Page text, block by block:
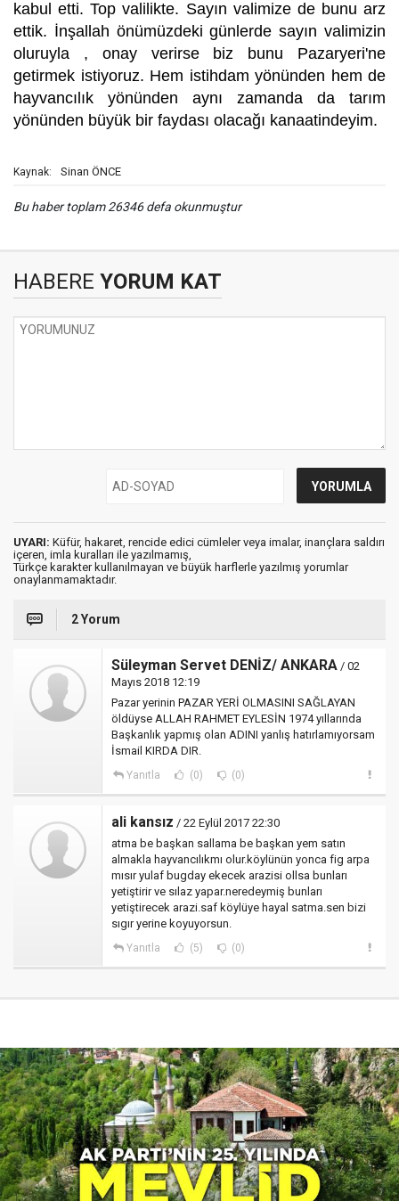
kabul etti. Top valilikte. Sayın valimize de bunu arz
ettik. İnşallah önümüzdeki günlerde sayın valimizin
oluruyla , onay verirse biz bunu Pazaryeri'ne
getirmek istiyoruz. Hem istihdam yönünden hem de
hayvancılık yönünden aynı zamanda da tarım
yönünden büyük bir faydası olacağı kanaatindeyim.
Kaynak: Sinan ÖNCE
Bu haber toplam 26346 defa okunmuştur
HABERE YORUM KAT
UYARI: Küfür, hakaret, rencide edici cümleler veya imalar, inançlara saldırı
içeren, imla kuralları ile yazılmamış,
Türkçe karakter kullanılmayan ve büyük harflerle yazılmış yorumlar
onaylanmamaktadır.
2 Yorum
Süleyman Servet DENİZ/ ANKARA / 02
Mayıs 2018 12:19
Pazar yerinin PAZAR YERİ OLMASINI SAĞLAYAN
öldüyse ALLAH RAHMET EYLESİN 1974 yıllarında
Başkanlık yapmış olan ADINI yanlış hatırlamıyorsam
İsmail KIRDA DIR.
Yanıtla (0) (0)
ali kansız / 22 Eylül 2017 22:30
atma be başkan sallama be başkan yem satın
almakla hayvancılıkmı olur.köylünün yonca fig arpa
mısır yulaf bugday ekecek arazisi ollsa bunları
yetiştirir ve sılaz yapar.neredeymiş bunları
yetiştirecek arazi.saf köylüye hayal satma.sen bizi
sıgır yerine koyuyorsun.
Yanıtla (5) (0)